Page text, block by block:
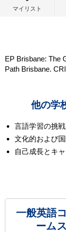
マイリスト
EP Brisbane: The
Path Brisbane.
他の学
言語学習の挑戦
文化的および
自己成長とキ
一般英語
ーム